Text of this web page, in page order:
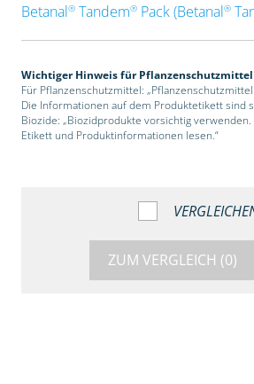
Betanal®Tandem®Pack (Betanal®
Wichtiger Hinweis für
Für Pflanzenschutzmittel:
Die Informationen auf dem Produktetikett sind
Biozide: „Biozidprodukte vorsichtig
Etikett und Produktinformationen lesen.“
ZUM VERGLEICH (0)